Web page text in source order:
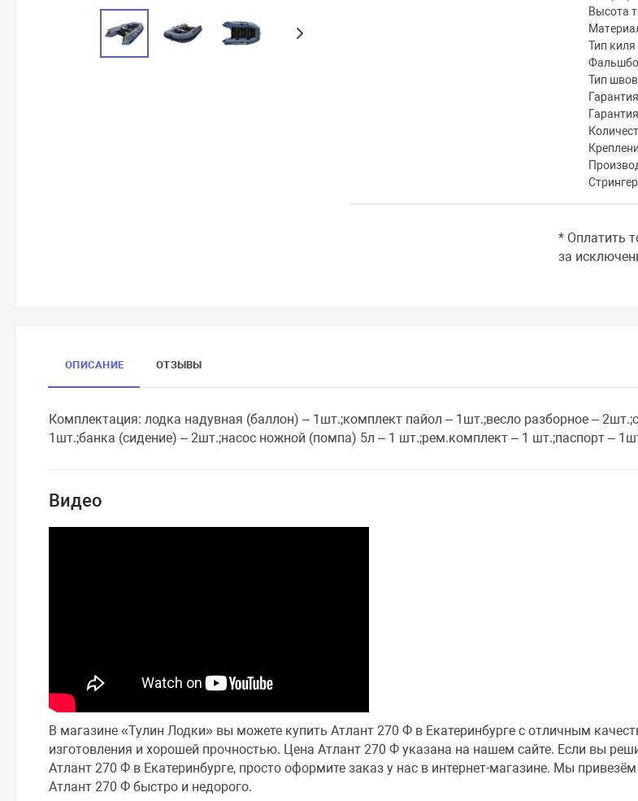
Высота
Тип киля
Тип швов
* Оплатить
за
ОПИСАНИЕ ОТЗЫВЫ
Комплектация: лодка надувная (баллон) – 1шт.;комплект пайол – 1шт.;весло разборное –
1шт.;банка (сидение) – 2шт.;насос ножной (помпа) 5л – 1 шт.;рем.комплект – 1 шт.;паспорт –
Видео
В магазине «Тулин Лодки» вы можете купить Атлант 270 Ф в Екатеринбурге с отличным
изготовления и хорошей прочностью. Цена Атлант 270 Ф указана на нашем сайте. Если вы
Атлант 270 Ф в Екатеринбурге, просто оформите заказ у нас в интернет-магазине. Мы
Атлант 270 Ф быстро и недорого.